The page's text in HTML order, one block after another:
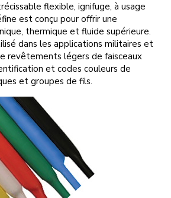
flexible, ignifuge, à usage
est conçu pour offrir une
thermique et fluide supérieure.
dans les applications militaires et
revêtements légers de faisceaux
et codes couleurs de
et groupes de fils.